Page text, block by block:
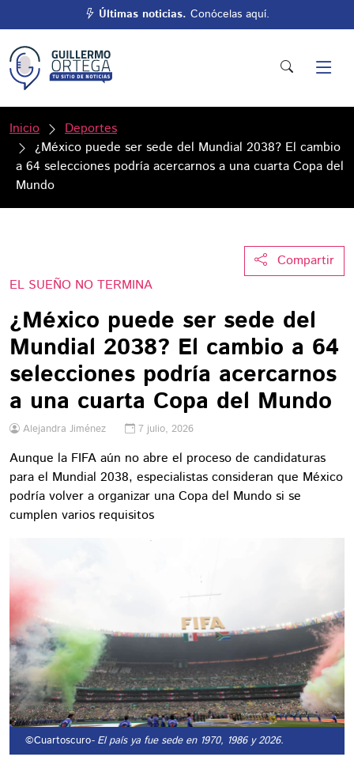
Últimas noticias. Conócelas aquí.
Inicio
Deportes
¿México puede ser sede del Mundial 2038? El cambio
a 64 selecciones podría acercarnos a una cuarta Copa del
Mundo
Compartir
EL SUEÑO NO TERMINA
¿México puede ser sede del
Mundial 2038? El cambio a 64
selecciones podría acercarnos
a una cuarta Copa del Mundo
Alejandra Jiménez 7 julio, 2026
Aunque la FIFA aún no abre el proceso de candidaturas
para el Mundial 2038, especialistas consideran que México
podría volver a organizar una Copa del Mundo si se
cumplen varios requisitos
©Cuartoscuro- El país ya fue sede en 1970, 1986 y 2026.